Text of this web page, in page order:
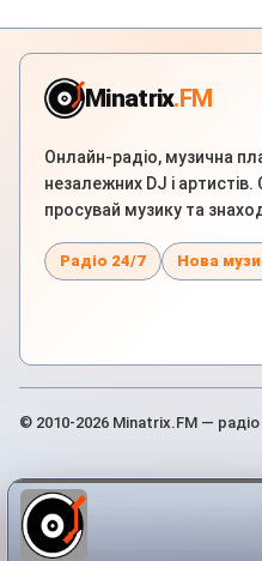
Minatrix.FM
Онлайн-радіо, музична
незалежних DJ і артистів.
просувай музику та
Радіо 24/7 Нова
© 2010-2026 Minatrix.FM —